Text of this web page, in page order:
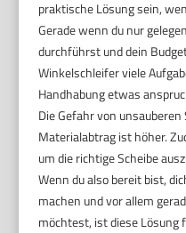
praktische Lösung sein,
Gerade wenn du nur
durchführst und dein
Winkelschleifer viele
Handhabung etwas
Die Gefahr von
Materialabtrag ist höher.
um die richtige Scheibe
Wenn du also bereit bist,
machen und vor allem
möchtest, ist diese Lösung